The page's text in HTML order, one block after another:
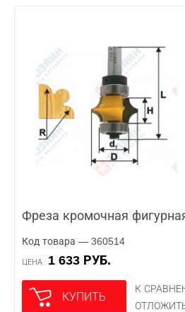
Фреза кромочная
Код товара — 360514
ЦЕНА 1 633 РУБ.
КУПИТЬ
К